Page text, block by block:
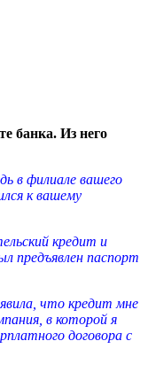
банка. Из него
в филиале вашего
к вашему
кредит и
предъявлен паспорт
что кредит мне
в которой я
договора с